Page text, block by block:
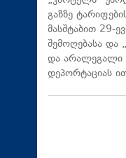
გაზზე
მასშტაბით 29-
შემოღებასა და
და არალეგალი
დეპორტაციას